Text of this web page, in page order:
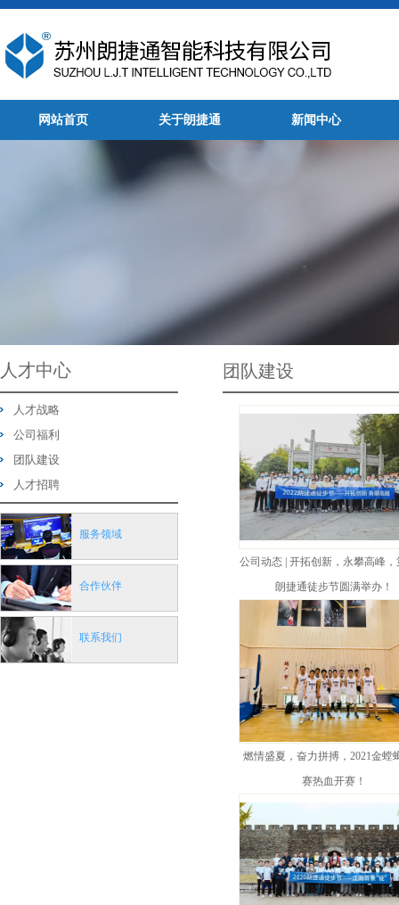
网站首页 关于朗捷通 新闻中心
人才中心
人才战略
公司福利
团队建设
人才招聘
服务领域
合作伙伴
联系我们
团队建设
公司动态 | 开拓创新，永攀高峰，
朗捷通徒步节圆满举办！
燃情盛夏，奋力拼搏，2021金螳
赛热血开赛！